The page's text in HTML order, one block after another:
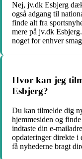
Nej, jv.dk Esbjerg
også adgang til
finde alt fra
mere på jv.dk
noget for enhver
Hvor kan jeg
Esbjerg?
Du kan tilmelde dig
hjemmesiden og
indtaste din e-
opdateringer direkte i
få nyhederne bragt